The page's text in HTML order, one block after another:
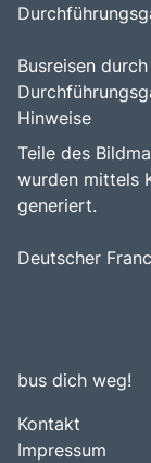
Busreisen
Hinweise
Teile des
wurden mittels
generiert.
Deutscher
bus dich weg!
Kontakt
Impressum